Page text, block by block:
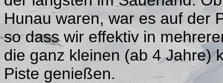
Hunau waren, war es auf der
so dass wir effektiv in
die ganz kleinen (ab 4 Jahre)
Piste genießen.